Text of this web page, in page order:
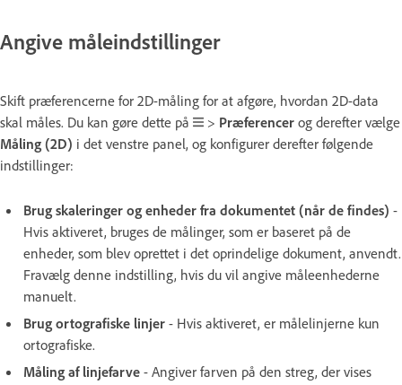
Angive måleindstillinger
Skift præferencerne for 2D-måling for at afgøre, hvordan 2D-data
skal måles. Du kan gøre dette på
> Præferencer og derefter vælge
Måling (2D) i det venstre panel, og konfigurer derefter følgende
indstillinger:
Brug skaleringer og enheder fra dokumentet (når de findes) -
Hvis aktiveret, bruges de målinger, som er baseret på de
enheder, som blev oprettet i det oprindelige dokument, anvendt.
Fravælg denne indstilling, hvis du vil angive måleenhederne
manuelt.
Brug ortografiske linjer - Hvis aktiveret, er målelinjerne kun
ortografiske.
Måling af linjefarve - Angiver farven på den streg, der vises